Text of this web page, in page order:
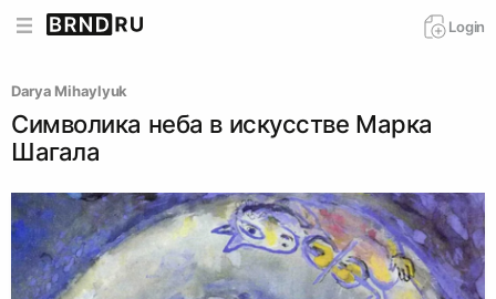
Login
Darya Mihaylyuk
Символика неба в искусстве Марка
Шагала